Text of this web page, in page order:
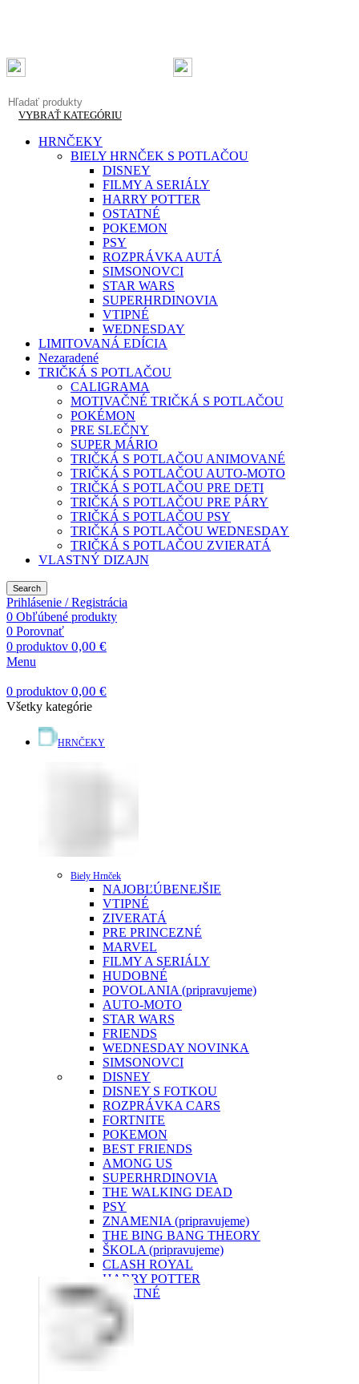
VYBRAŤ KATEGÓRIU
HRNČEKY
BIELY HRNČEK S POTLAČOU
DISNEY
FILMY A SERIÁLY
HARRY POTTER
OSTATNÉ
POKEMON
PSY
ROZPRÁVKA AUTÁ
SIMSONOVCI
STAR WARS
SUPERHRDINOVIA
VTIPNÉ
WEDNESDAY
LIMITOVANÁ EDÍCIA
Nezaradené
TRIČKÁ S POTLAČOU
CALIGRAMA
MOTIVAČNÉ TRIČKÁ S POTLAČOU
POKÉMON
PRE SLEČNY
SUPER MÁRIO
TRIČKÁ S POTLAČOU ANIMOVANÉ
TRIČKÁ S POTLAČOU AUTO-MOTO
TRIČKÁ S POTLAČOU PRE DETI
TRIČKÁ S POTLAČOU PRE PÁRY
TRIČKÁ S POTLAČOU PSY
TRIČKÁ S POTLAČOU WEDNESDAY
TRIČKÁ S POTLAČOU ZVIERATÁ
VLASTNÝ DIZAJN
Search
Prihlásenie / Registrácia
0 Obľúbené produkty
0 Porovnať
0 produktov 0,00 €
Menu
0 produktov 0,00 €
Všetky kategórie
HRNČEKY
Biely Hrnček
NAJOBĽÚBENEJŠIE
VTIPNÉ
ZIVERATÁ
PRE PRINCEZNÉ
MARVEL
FILMY A SERIÁLY
HUDOBNÉ
POVOLANIA (pripravujeme)
AUTO-MOTO
STAR WARS
FRIENDS
WEDNESDAY NOVINKA
SIMSONOVCI
DISNEY
DISNEY S FOTKOU
ROZPRÁVKA CARS
FORTNITE
POKEMON
BEST FRIENDS
AMONG US
SUPERHRDINOVIA
THE WALKING DEAD
PSY
ZNAMENIA (pripravujeme)
THE BING BANG THEORY
ŠKOLA (pripravujeme)
CLASH ROYAL
HARRY POTTER
OSTATNÉ